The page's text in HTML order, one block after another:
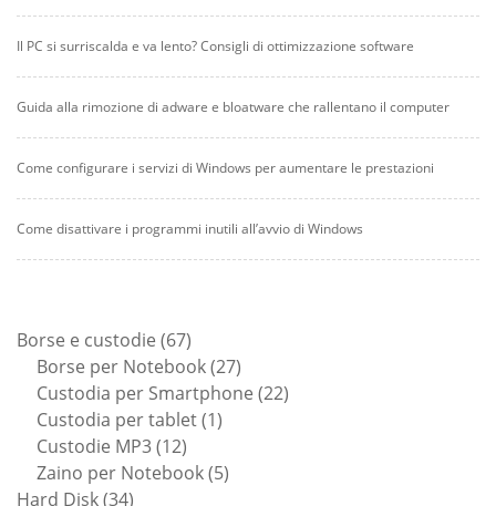
Il PC si surriscalda e va lento? Consigli di ottimizzazione software
Guida alla rimozione di adware e bloatware che rallentano il computer
Come configurare i servizi di Windows per aumentare le prestazioni
Come disattivare i programmi inutili all’avvio di Windows
Borse e custodie 6767
prodotti
Borse per Notebook 2727
prodotti
Custodia per Smartphone 2222
Custodia per tablet 11
Custodie MP3 1212
prodotti
Zaino per Notebook 55
Hard Disk 3434